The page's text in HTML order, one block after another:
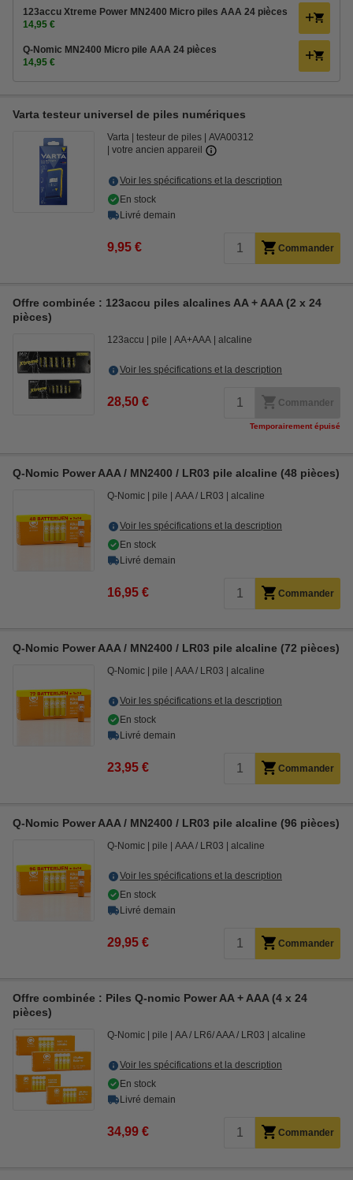
123accu Xtreme Power MN2400 Micro piles AAA 24 pièces
14,95 €
Q-Nomic MN2400 Micro pile AAA 24 pièces
14,95 €
Varta testeur universel de piles numériques
Varta testeur de piles
AVA00312
votre ancien appareil
Voir les spécifications et la description
En stock
Livré demain
9,95 € Commander
Offre combinée : 123accu piles alcalines AA + AAA (2 x 24
pièces)
123accu pile AA+AAA alcaline
Voir les spécifications et la description
28,50 € Commander
Temporairement épuisé
Q-Nomic Power AAA / MN2400 / LR03 pile alcaline (48 pièces)
Q-Nomic pile AAA / LR03 alcaline
Voir les spécifications et la description
En stock
Livré demain
16,95 € Commander
Q-Nomic Power AAA / MN2400 / LR03 pile alcaline (72 pièces)
Q-Nomic pile AAA / LR03 alcaline
Voir les spécifications et la description
En stock
Livré demain
23,95 € Commander
Q-Nomic Power AAA / MN2400 / LR03 pile alcaline (96 pièces)
Q-Nomic pile AAA / LR03 alcaline
Voir les spécifications et la description
En stock
Livré demain
29,95 € Commander
Offre combinée : Piles Q-nomic Power AA + AAA (4 x 24
pièces)
Q-Nomic pile AA / LR6/ AAA / LR03 alcaline
Voir les spécifications et la description
En stock
Livré demain
34,99 € Commander